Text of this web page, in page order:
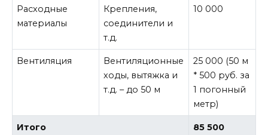
Расходные
материалы
Крепления,
соединители и
т.д.
10 000
Вентиляция
Вентиляционные
ходы, вытяжка и
т.д. – до 50 м
25 000 (50 м
* 500 руб. за
1 погонный
метр)
Итого
85 500